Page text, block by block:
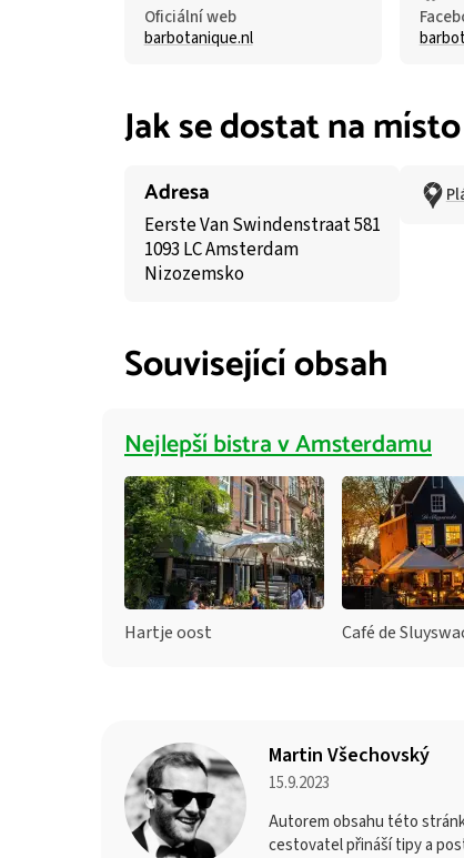
Oficiální web
barbotanique.nl
Jak se dostat na místo
Adresa
Eerste Van Swindenstraat 581
1093 LC Amsterdam
Nizozemsko
Související obsah
Nejlepší bistra v Amsterdamu
Hartje oost Café de
Martin Všechovský
15.9.2023
Autorem obsahu této
cestovatel přináší tipy a